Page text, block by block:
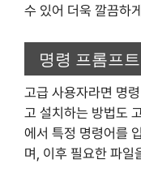
수 있어 더욱 깔끔하
명령 프롬프
고급 사용자라면 명
고 설치하는 방법도
에서 특정 명령어를
며, 이후 필요한 파일